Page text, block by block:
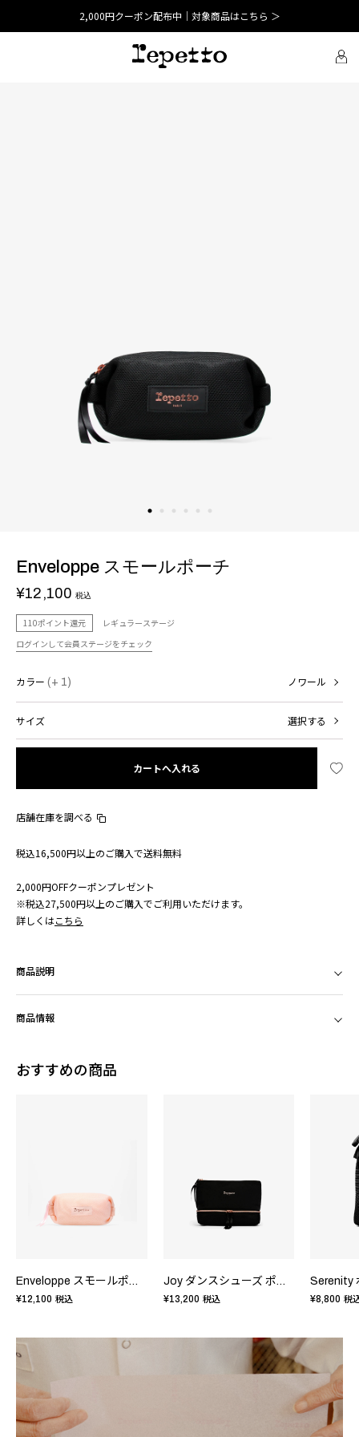
税込16,500円以上で送料無料
Enveloppe スモールポーチ
¥12,100 税込
110ポイント還元
レギュラーステージ
ログインして会員ステージをチェック
カラー (+ 1) ノワール
サイズ 選択する
カートへ入れる
店舗在庫を調べる
税込16,500円以上のご購入で送料無料
2,000円OFFクーポンプレゼント
※税込27,500円以上のご購入でご利用いただけます。
詳しくはこちら
商品説明
商品情報
おすすめの商品
Enveloppe スモールポーチ
¥12,100 税込
Joy ダンスシューズ ポーチ
¥13,200 税込
Serenity
¥8,800 税